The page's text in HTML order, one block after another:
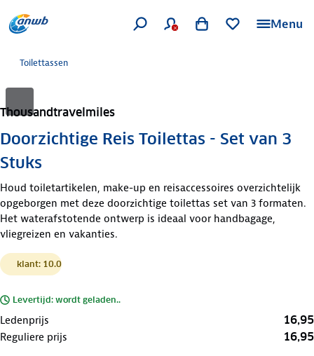
Menu
Toilettassen
Thousandtravelmiles
Doorzichtige Reis Toilettas - Set van 3
Stuks
Houd toiletartikelen, make-up en reisaccessoires overzichtelijk
opgeborgen met deze doorzichtige toilettas set van 3 formaten.
Het waterafstotende ontwerp is ideaal voor handbagage,
vliegreizen en vakanties.
klant: 10.0
Levertijd: wordt geladen..
Ledenprijs 16,95
Reguliere prijs 16,95